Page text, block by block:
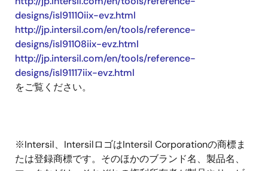
designs/isl91110iix-evz.html
http://jp.intersil.com/en/tools/reference-
designs/isl91108iix-evz.html
http://jp.intersil.com/en/tools/reference-
designs/isl91117iix-evz.html
をご覧ください。
※Intersil、IntersilロゴはIntersil Corporationの商標ま
たは登録商標です。そのほかのブランド名、製品名、